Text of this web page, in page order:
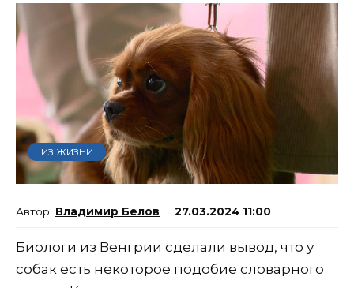
ИЗ ЖИЗНИ
Владимир Белов 27.03.2024 11:00
Биологи из Венгрии сделали вывод, что у
собак есть некоторое подобие словарного